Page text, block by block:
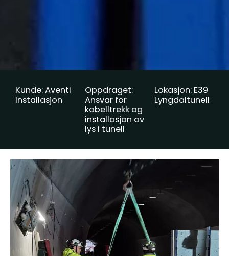
Kunde: Aventi
Installasjon
Oppdraget:
Ansvar for
kabelltrekk og
installasjon av
lys i tunell
Lokasjon: E39
Lyngdaltunell
Beskrivelse